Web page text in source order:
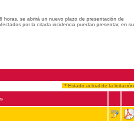
horas, se abrirá un nuevo plazo de presentación de
por la citada incidencia puedan presentar, en su
* Estado actual de la licitación